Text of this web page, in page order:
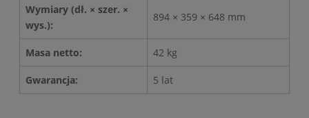
Wymiary (dł. × szer. ×
wys.):
894 × 359 × 648 mm
Masa netto: 42 kg
Gwarancja: 5 lat